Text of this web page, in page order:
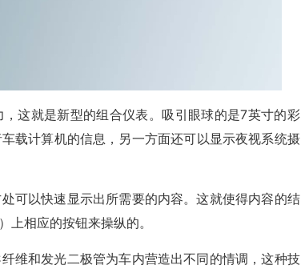
这就是新型的组合仪表。吸引眼球的是7英寸的彩
载计算机的信息，另一方面还可以显示夜视系统摄
可以快速显示出所需要的内容。这就使得内容的结
相应的按钮来操纵的。
维和发光二极管为车内营造出不同的情调，这种技